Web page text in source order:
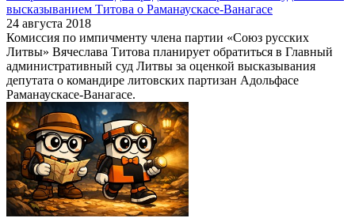
высказыванием Титова о Раманаускасе-Ванагасе
24 августа 2018
Комиссия по импичменту члена партии «Союз русских
Литвы» Вячеслава Титова планирует обратиться в Главный
административный суд Литвы за оценкой высказывания
депутата о командире литовских партизан Адольфасе
Раманаускасе-Ванагасе.